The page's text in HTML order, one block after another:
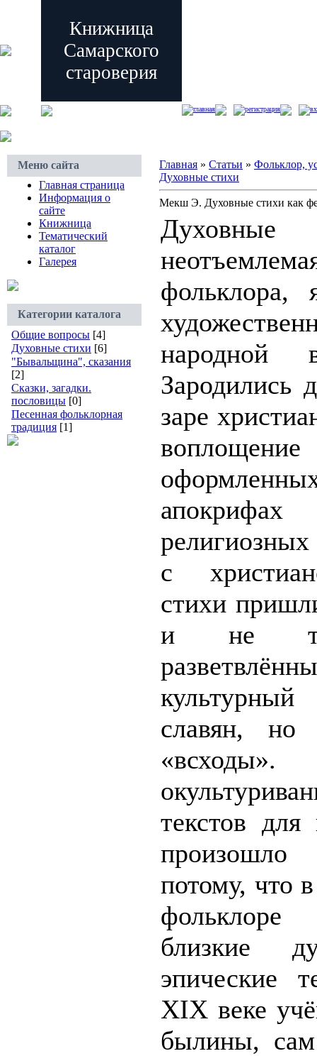
Книжница
Самарского
староверия
главная регистрация
Меню сайта
Главная страница
Информация о
сайте
Книжница
Тематический
каталог
Галерея
Категории каталога
Общие вопросы [4]
Духовные стихи [6]
"Бывальщина", сказания
[2]
Сказки, загадки.
пословицы [0]
Песенная фольклорная
традиция [1]
Главная » Статьи » Фольклор,
Духовные стихи
Мекш Э. Духовные стихи как
фольклора,
Зародились
заре
с
стихи
и не
славян,
текстов для
потому, что
близкие
эпические
XIX веке
былины,